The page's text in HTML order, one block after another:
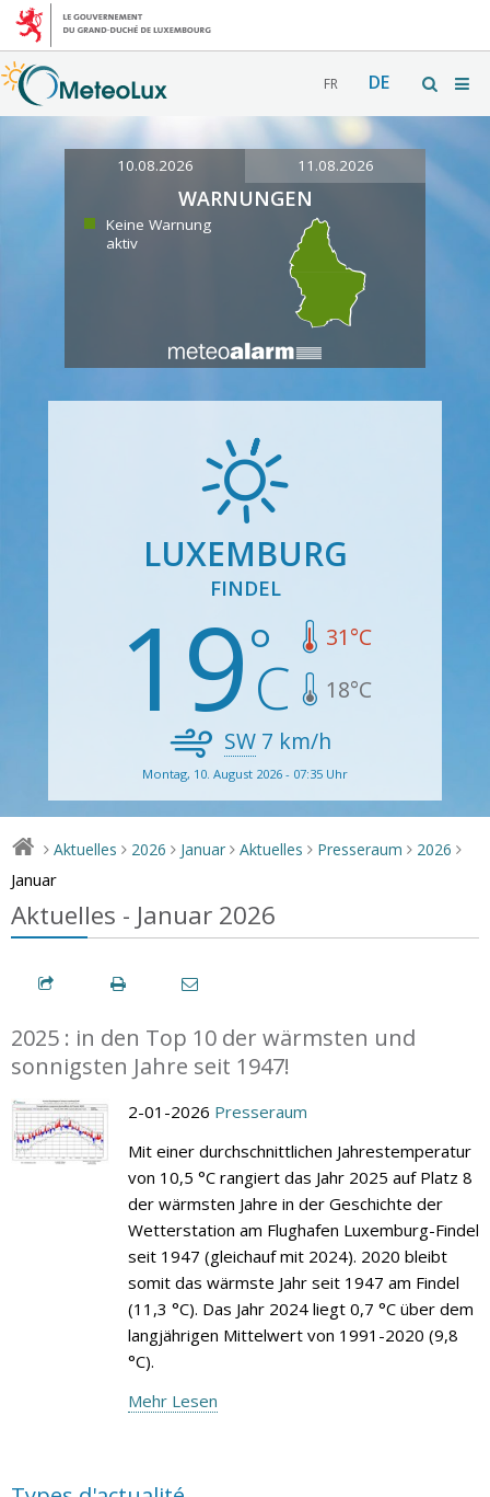
FR DE
10.08.2026 11.08.2026
WARNUNGEN
Keine Warnung
aktiv
LUXEMBURG
FINDEL
19 31°C
18°C
SW 7 km/h
Montag, 10. August 2026 - 07:35 Uhr
> Aktuelles > 2026 > Januar > Aktuelles > Presseraum > 2026 >
Januar
Aktuelles - Januar 2026
2025 : in den Top 10 der wärmsten und
sonnigsten Jahre seit 1947!
2-01-2026 Presseraum
Mit einer durchschnittlichen Jahrestemperatur
von 10,5 °C rangiert das Jahr 2025 auf Platz 8
der wärmsten Jahre in der Geschichte der
Wetterstation am Flughafen Luxemburg-Findel
seit 1947 (gleichauf mit 2024). 2020 bleibt
somit das wärmste Jahr seit 1947 am Findel
(11,3 °C). Das Jahr 2024 liegt 0,7 °C über dem
langjährigen Mittelwert von 1991-2020 (9,8
°C).
Mehr Lesen